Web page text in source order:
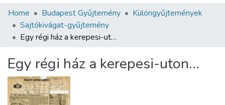
Communities & Collections
All of DSpace
About us
Home Budapest Gyűjtemény
Különgyűjtemények
Sajtókivágat-gyűjtemény
Egy régi ház a kerepesi-uton...
Egy régi ház a kerepesi-uton...